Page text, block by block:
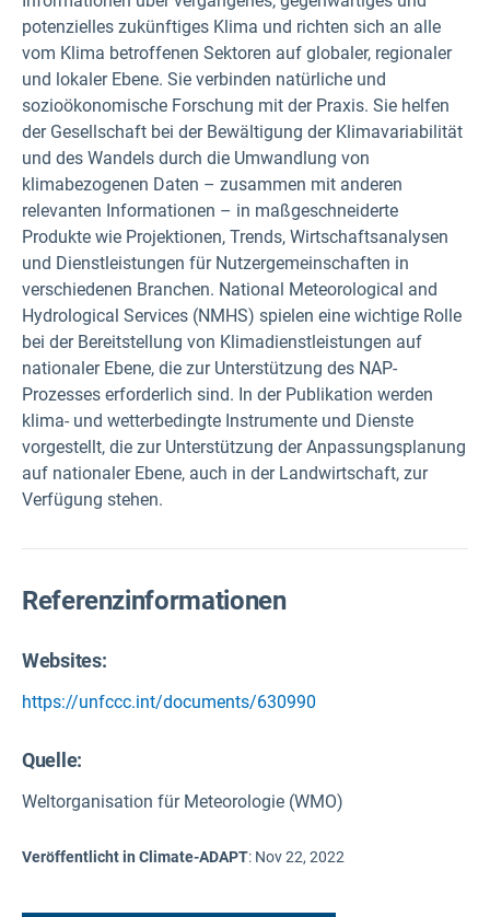
potenzielles zukünftiges Klima und richten sich an alle
vom Klima betroffenen Sektoren auf globaler, regionaler
und lokaler Ebene. Sie verbinden natürliche und
sozioökonomische Forschung mit der Praxis. Sie helfen
der Gesellschaft bei der Bewältigung der Klimavariabilität
und des Wandels durch die Umwandlung von
klimabezogenen Daten – zusammen mit anderen
relevanten Informationen – in maßgeschneiderte
Produkte wie Projektionen, Trends, Wirtschaftsanalysen
und Dienstleistungen für Nutzergemeinschaften in
verschiedenen Branchen. National Meteorological and
Hydrological Services (NMHS) spielen eine wichtige Rolle
bei der Bereitstellung von Klimadienstleistungen auf
nationaler Ebene, die zur Unterstützung des NAP-
Prozesses erforderlich sind. In der Publikation werden
klima- und wetterbedingte Instrumente und Dienste
vorgestellt, die zur Unterstützung der Anpassungsplanung
auf nationaler Ebene, auch in der Landwirtschaft, zur
Verfügung stehen.
Referenzinformationen
Websites:
https://unfccc.int/documents/630990
Quelle:
Weltorganisation für Meteorologie (WMO)
Veröffentlicht in Climate-ADAPT: Nov 22, 2022